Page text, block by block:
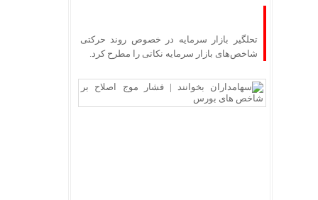
تحلگیر بازار سرمایه در خصوص روند حرکتی
شاخص‌های بازار سرمایه نکاتی را مطرح کرد.